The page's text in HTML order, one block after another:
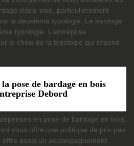
claire-voie, particulièrement
la deuxième typologie. Le bardage
typologie. L'entreprise
le choix de la typologie qui répond
pose de bardage en bois
Debord
en pose de bardage en bois,
vous offre une politique de prix pas
aussi un accompagnement